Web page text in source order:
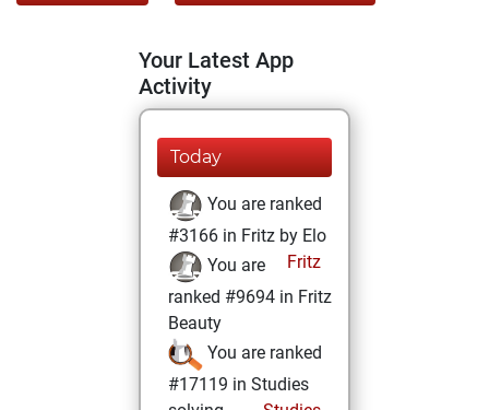
Your Latest App
Activity
Today
You are ranked
#3166 in Fritz by Elo
Fritz
You are
ranked #9694 in Fritz
Beauty
You are ranked
#17119 in Studies